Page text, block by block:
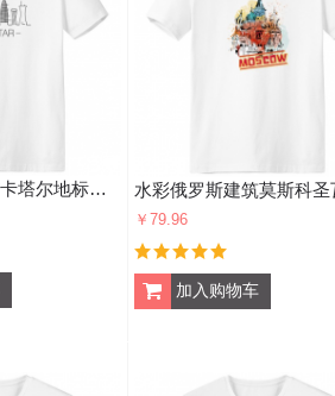
简笔画手绘城市卡塔尔地标建筑 男女白色短袖T恤创意纪念衫个性T恤衫礼物
￥79.96